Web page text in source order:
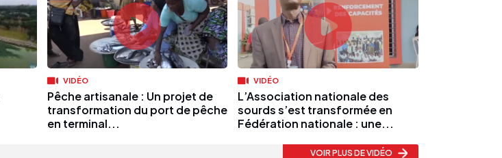
VIDÉO
Pêche artisanale : Un projet de
transformation du port de pêche
en terminal...
VIDÉO
L’Association nationale des
sourds s’est transformée en
Fédération nationale : une...
VOIR PLUS DE VIDÉO